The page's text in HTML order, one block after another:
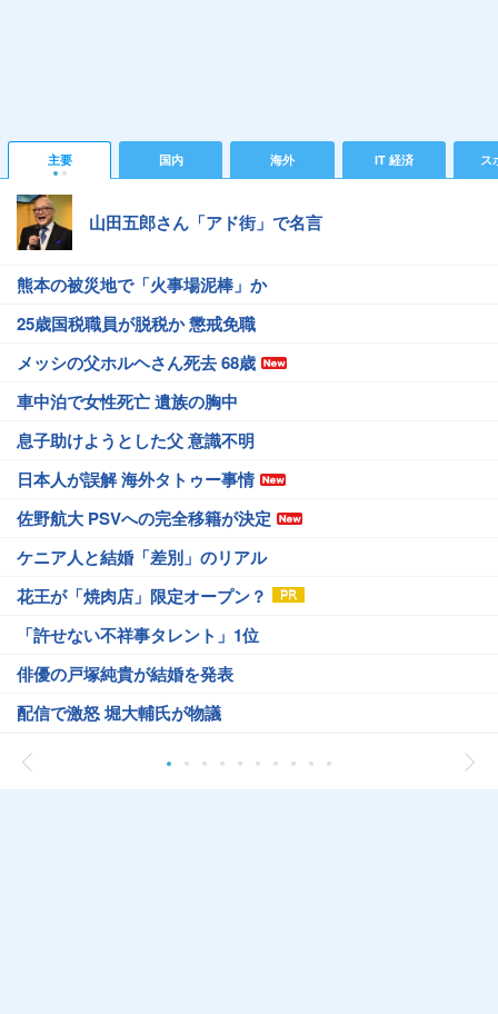
主要 国内 海外 IT 経済 ス
山田五郎さん「アド街」で名言
熊本の被災地で「火事場泥棒」か
25歳国税職員が脱税か 懲戒免職
メッシの父ホルヘさん死去 68歳
車中泊で女性死亡 遺族の胸中
息子助けようとした父 意識不明
日本人が誤解 海外タトゥー事情
佐野航大 PSVへの完全移籍が決定
ケニア人と結婚「差別」のリアル
花王が「焼肉店」限定オープン？
「許せない不祥事タレント」1位
俳優の戸塚純貴が結婚を発表
配信で激怒 堀大輔氏が物議